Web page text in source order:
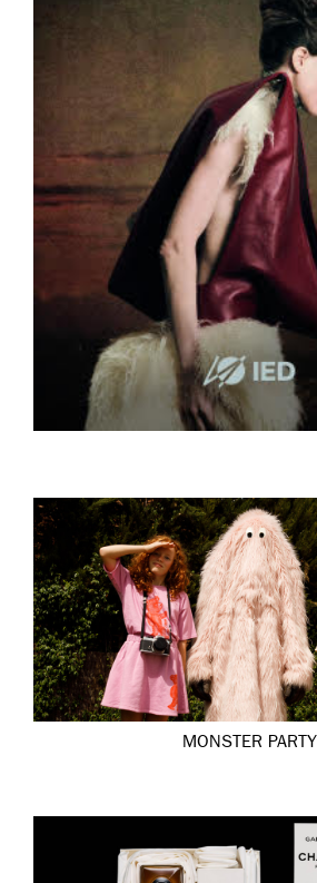
MONSTER PARTY